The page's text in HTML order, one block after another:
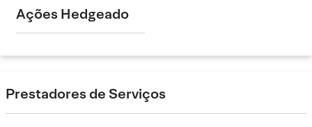
Ações Hedgeado
Prestadores de Serviços